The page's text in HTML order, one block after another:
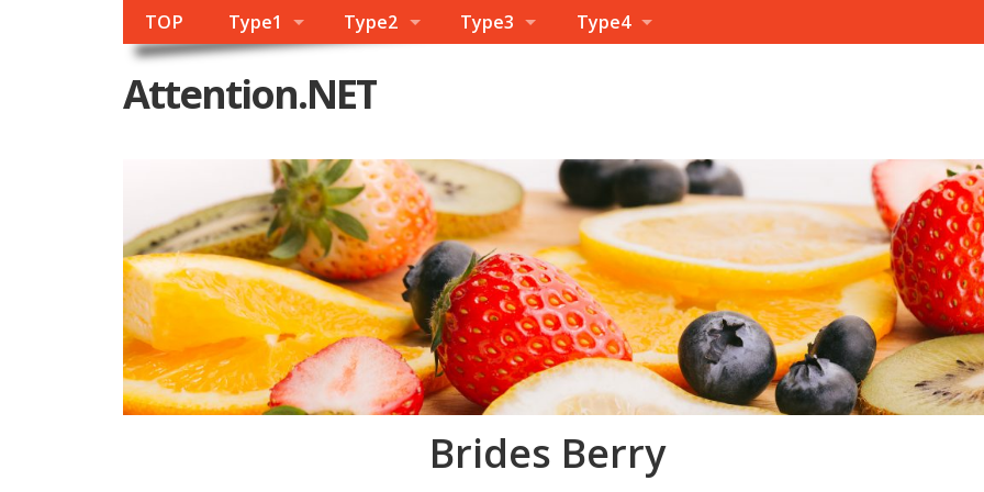
TOP Type1 Type2 Type3 Type4
Attention.NET
Brides Berry